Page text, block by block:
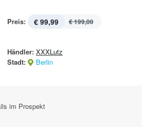
Preis: € 99,99 € 199,00
Händler: XXXLutz
Stadt:
Berlin
im Prospekt